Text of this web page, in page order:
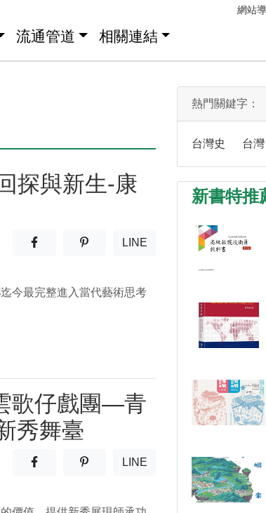
網站
流通管道 相關連結
探與新生-康
分享至facebook(另開新視窗)
分享至噗浪(另開新視窗)
LINE
今最完整進入當代藝術思考
歌仔戲團—青
秀舞臺
分享至facebook(另開新視窗)
分享至噗浪(另開新視窗)
LINE
(另開新視窗)
熱門關鍵字：
台灣史 台灣
新書特推